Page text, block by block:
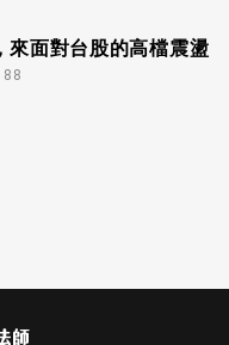
來面對台股的高檔震盪